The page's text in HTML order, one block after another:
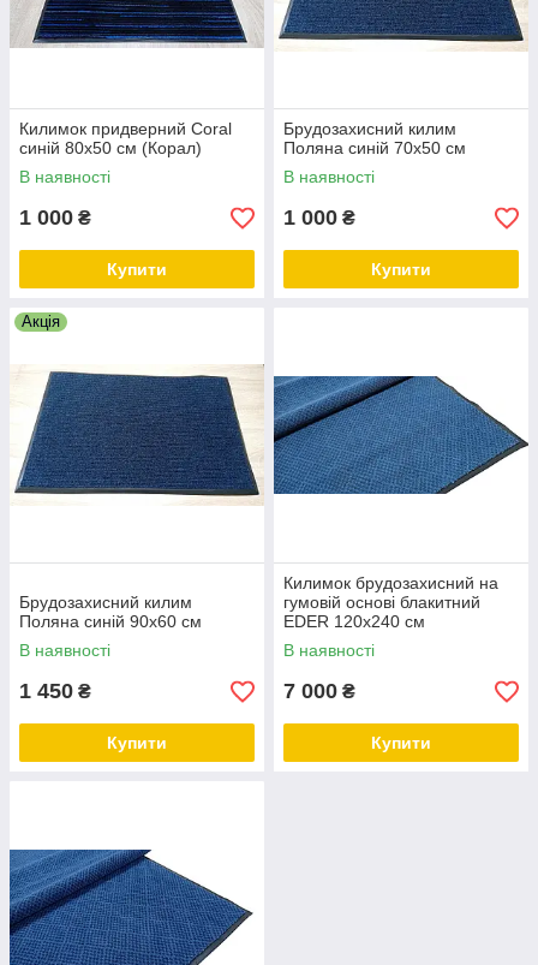
Килимок придверний Coral
синій 80х50 см (Корал)
В наявності
1 000 ₴
Купити
Брудозахисний килим
Поляна синій 70х50 см
В наявності
1 000 ₴
Купити
Акція
Брудозахисний килим
Поляна синій 90х60 см
В наявності
1 450 ₴
Купити
Килимок брудозахисний на
гумовій основі блакитний
EDER 120х240 см
В наявності
7 000 ₴
Купити